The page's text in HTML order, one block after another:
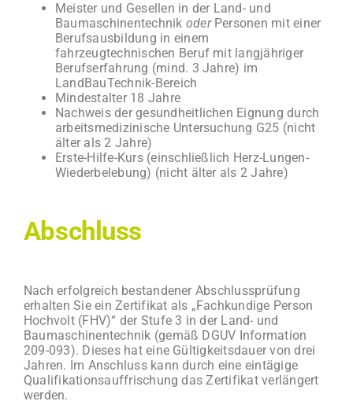
Meister und Gesellen in der Land- und
Baumaschinentechnik oderPersonen mit einer
Berufsausbildung in einem
fahrzeugtechnischen Beruf mit langjähriger
Berufserfahrung (mind. 3 Jahre) im
LandBauTechnik-Bereich
Mindestalter 18 Jahre
Nachweis der gesundheitlichen Eignung durch
arbeitsmedizinische Untersuchung G25 (nicht
älter als 2 Jahre)
Erste-Hilfe-Kurs (einschließlich Herz-Lungen-
Wiederbelebung) (nicht älter als 2 Jahre)
Abschluss
Nach erfolgreich bestandener Abschlussprüfung
erhalten Sie ein Zertifikat als „Fachkundige Person
Hochvolt (FHV)“ der Stufe 3 in der Land- und
Baumaschinentechnik (gemäß DGUV Information
209-093). Dieses hat eine Gültigkeitsdauer von drei
Jahren. Im Anschluss kann durch eine eintägige
Qualifikationsauffrischung das Zertifikat verlängert
werden.